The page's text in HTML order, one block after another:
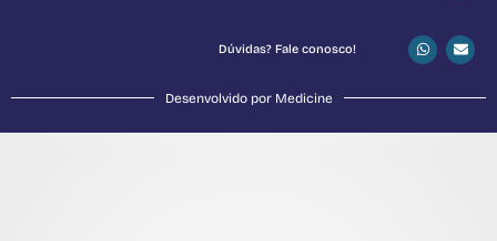
Dúvidas? Fale conosco!
Desenvolvido por Medicine